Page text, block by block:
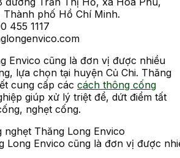
Thành phố Hồ Chí Minh.
455 1117
Envico cũng là đơn vị được nhiều
lựa chọn tại huyện Củ Chi. Thăng
cung cấp các cách thông cống
giúp xử lý triệt để, dứt điểm tất
nghẹt cống.
Long Envico cũng là đơn vị được